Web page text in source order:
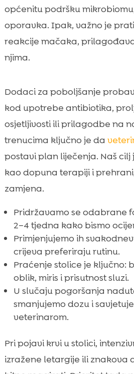
općenitu podršku
oporavka. Ipak, važno je
reakcije mačaka,
njima.
Dodaci za poboljšanje
kod upotrebe antibiotika,
osjetljivosti ili prilagodbe na
trenucima ključno je da
postavi plan liječenja. Naš
kao dopuna terapiji i
zamjena.
Pridržavamo se odabrane
2–4 tjedna kako bismo
Primjenjujemo ih
crijeva preferiraju rutinu.
Praćenje stolice je ključno:
oblik, miris i prisutnost sluzi.
U slučaju pogoršanja
smanjujemo dozu i
veterinarom.
Pri pojavi krvi u stolici,
izražene letargije ili znakova